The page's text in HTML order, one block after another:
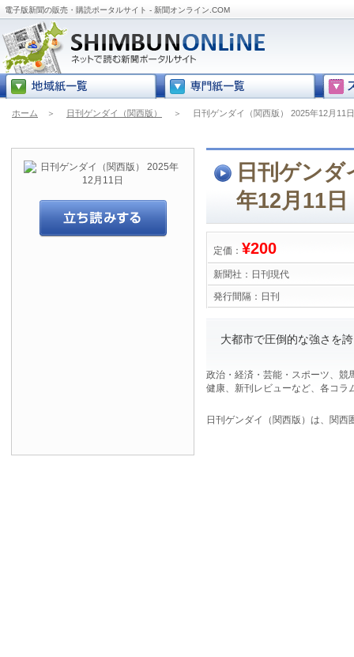
電子版新聞の販売・購読ポータルサイト - 新聞オンライン.COM
ホーム ＞ 日刊ゲンダイ（関西版） ＞ 日刊ゲンダイ（関西版） 2025年12月11日
日刊ゲン
年12月11日
定価： ¥200
新聞社： 日刊現代
発行間隔： 日刊
大都市で圧倒的な強さを
政治・経済・芸能・スポーツ、競
健康、新刊レビューなど、各コラ
日刊ゲンダイ（関西版）は、関